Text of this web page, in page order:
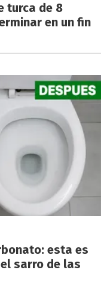
turca de 8
en un fin
esta es
sarro de las